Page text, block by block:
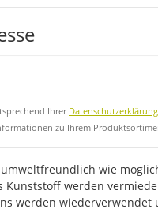
Ihrer Datenschutzerklärung
zu Ihrem
wie
Kunststoff werden
werden wiederverwendet